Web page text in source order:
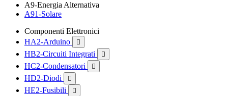
A9-Energia Alternativa
A91-Solare
Componenti Elettronici
HA2-Arduino

HB2-Circuiti Integrati 
HC2-Condensatori 
HD2-Diodi 
HE2-Fusibili 